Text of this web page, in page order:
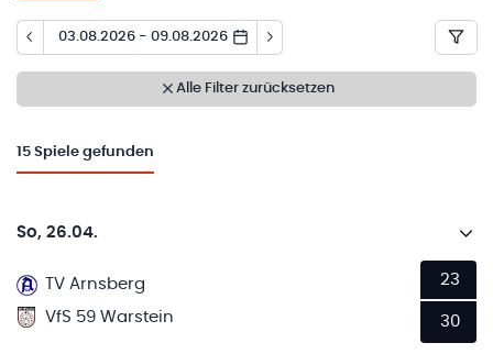
03.08.2026 - 09.08.2026
Alle Filter zurücksetzen
15 Spiele gefunden
So, 26.04.
TV Arnsberg
VfS 59 Warstein
23
30